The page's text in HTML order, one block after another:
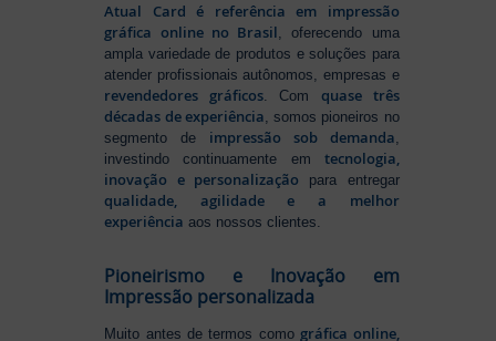
Atual Card é referência em impressão
gráfica online no Brasil , oferecendo uma
ampla variedade de produtos e soluções para
atender profissionais autônomos, empresas e
revendedores gráficos. Comquase três
décadas de experiência , somos pioneiros no
segmento de impressão sob demanda
investindo continuamente em tecnologia,
inovação e personalização para entregar
qualidade, agilidade e a melhor
experiência aos nossos clientes.
Pioneirismo e Inovação em
Impressão personalizada
Muito antes de termos como gráfica online,